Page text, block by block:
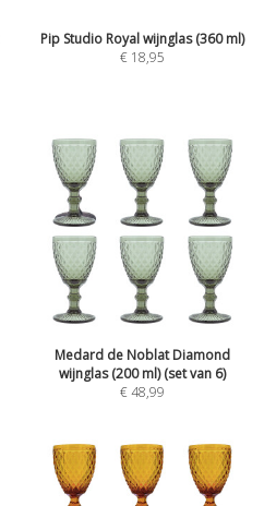
Pip Studio Royal wijnglas (360 ml)
€ 18,95
Medard de Noblat Diamond
wijnglas (200 ml) (set van 6)
€48,99